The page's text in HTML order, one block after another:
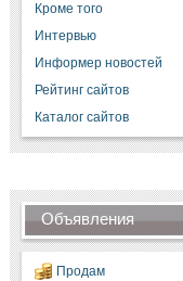
Кроме того
Интервью
Информер новостей
Рейтинг сайтов
Каталог сайтов
Объявления
Продам